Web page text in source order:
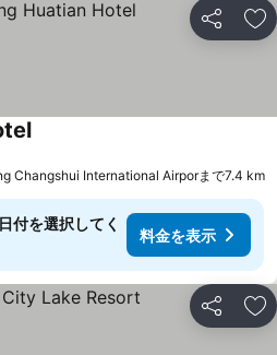
シェア お
料金を表示
Changshui International Airporまで7.4 km
付を選択してく
料金を表示
シェア お